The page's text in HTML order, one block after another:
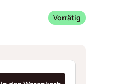
Vorrätig